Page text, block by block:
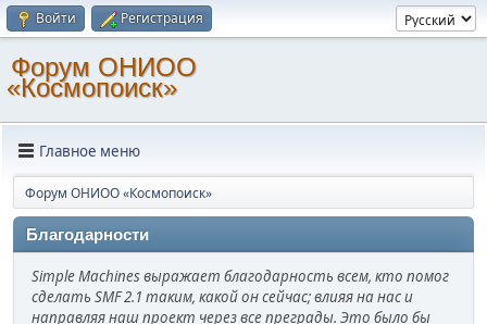
Войти Регистрация
Форум ОНИОО
«Космопоиск»
Главное меню
Форум ОНИОО «Космопоиск»
Благодарности
Simple Machines выражает благодарность всем, кто помог
сделать SMF 2.1 таким, какой он сейчас; влияя на нас и
направляя наш проект через все преграды. Это было бы